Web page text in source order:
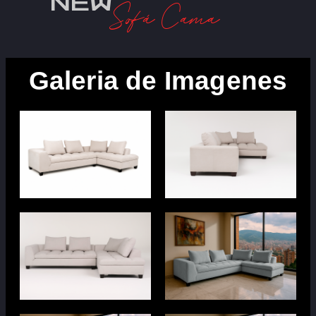
Sofá Cama
Galeria de Imagenes